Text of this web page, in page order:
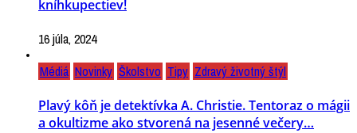
kníhkupectiev!
16 júla, 2024
Médiá Novinky Školstvo Tipy Zdravý životný štýl
Plavý kôň je detektívka A. Christie. Tentoraz o mágii
a okultizme ako stvorená na jesenné večery…